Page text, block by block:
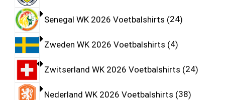
Senegal WK 2026 Voetbalshirts 24
Zweden WK 2026 Voetbalshirts 4
Zwitserland WK 2026 Voetbalshirts 24
Nederland WK 2026 Voetbalshirts 38